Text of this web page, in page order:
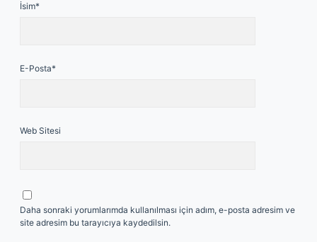
İsim*
E-Posta*
Web Sitesi
Daha sonraki yorumlarımda kullanılması için adım, e-posta adresim ve
site adresim bu tarayıcıya kaydedilsin.